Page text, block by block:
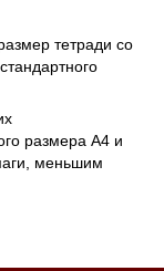
тетради со
размера А4 и
меньшим